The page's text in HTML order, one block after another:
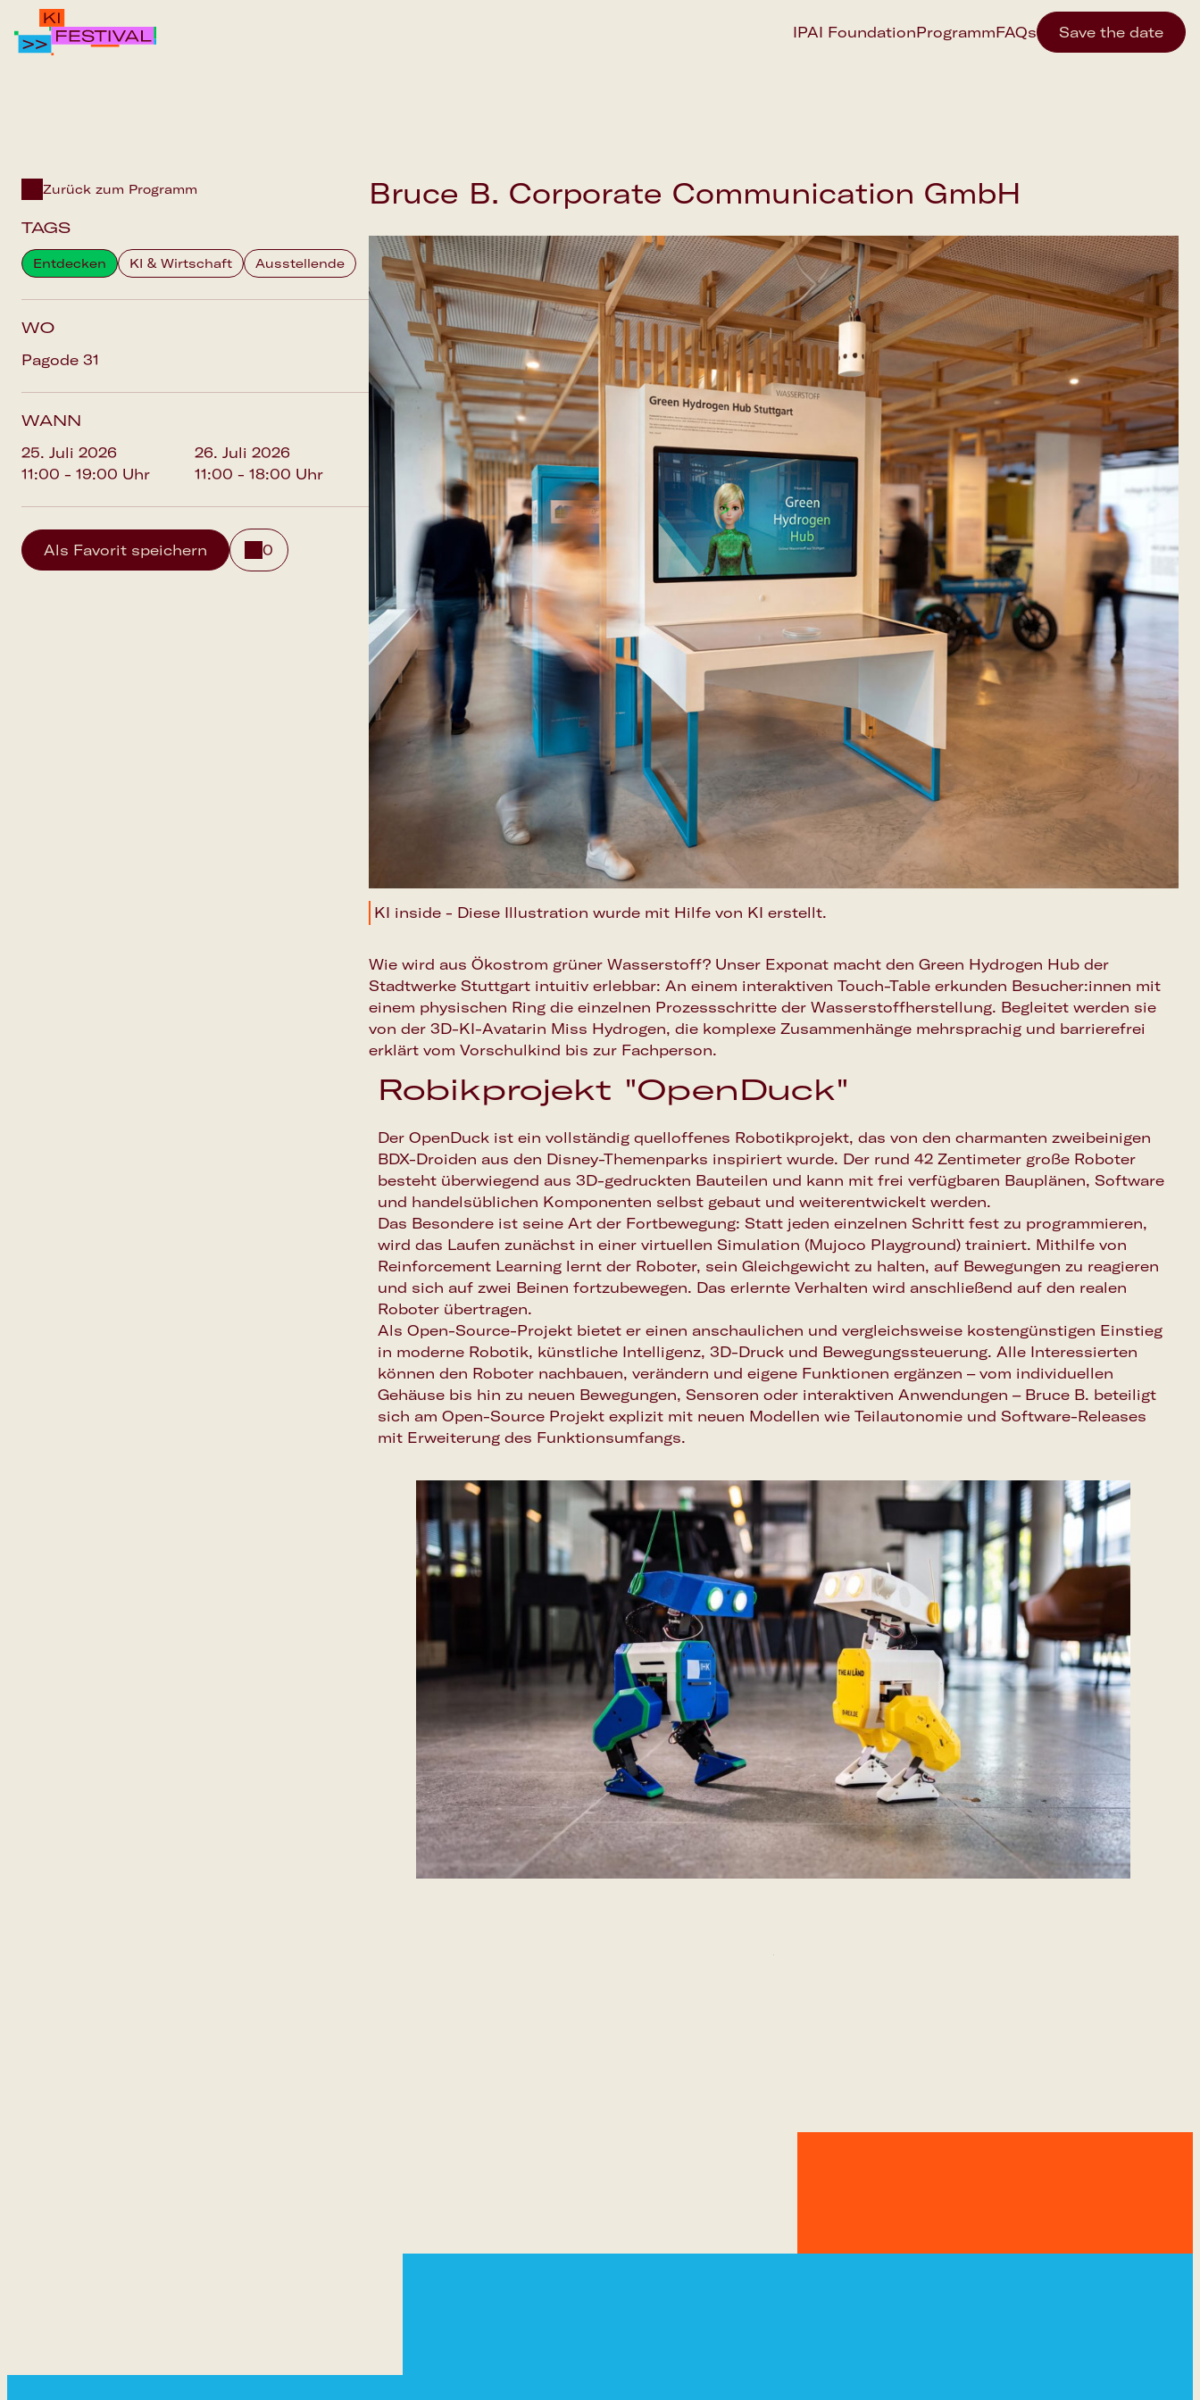
IPAI FoundationProgrammFAQs Save the date
FAQS
Save the date
Google Calendar
Apple Calendar
Outlook Calendar
Zurück zum Programm
TAGS
Entdecken KI & Wirtschaft Ausstellende
WO
Pagode 31
WANN
25. Juli 2026
11:00 - 19:00 Uhr
26. Juli 2026
11:00 - 18:00 Uhr
Als Favorit speichern 0
Bruce B. Corporate Communication GmbH
KI inside - Diese Illustration wurde mit Hilfe von KI erstellt.
Wie wird aus Ökostrom grüner Wasserstoff? Unser Exponat macht den Green Hydrogen Hub der
Stadtwerke Stuttgart intuitiv erlebbar: An einem interaktiven Touch-Table erkunden Besucher:innen mit
einem physischen Ring die einzelnen Prozessschritte der Wasserstoffherstellung. Begleitet werden sie
von der 3D-KI-Avatarin Miss Hydrogen, die komplexe Zusammenhänge mehrsprachig und barrierefrei
erklärt vom Vorschulkind bis zur Fachperson.
Robikprojekt "OpenDuck"
Der OpenDuck ist ein vollständig quelloffenes Robotikprojekt, das von den charmanten zweibeinigen
BDX-Droiden aus den Disney-Themenparks inspiriert wurde. Der rund 42 Zentimeter große Roboter
besteht überwiegend aus 3D-gedruckten Bauteilen und kann mit frei verfügbaren Bauplänen, Software
und handelsüblichen Komponenten selbst gebaut und weiterentwickelt werden.
Das Besondere ist seine Art der Fortbewegung: Statt jeden einzelnen Schritt fest zu programmieren,
wird das Laufen zunächst in einer virtuellen Simulation (Mujoco Playground) trainiert. Mithilfe von
Reinforcement Learning lernt der Roboter, sein Gleichgewicht zu halten, auf Bewegungen zu reagieren
und sich auf zwei Beinen fortzubewegen. Das erlernte Verhalten wird anschließend auf den realen
Roboter übertragen.
Als Open-Source-Projekt bietet er einen anschaulichen und vergleichsweise kostengünstigen Einstieg
in moderne Robotik, künstliche Intelligenz, 3D-Druck und Bewegungssteuerung. Alle Interessierten
können den Roboter nachbauen, verändern und eigene Funktionen ergänzen – vom individuellen
Gehäuse bis hin zu neuen Bewegungen, Sensoren oder interaktiven Anwendungen – Bruce B. beteiligt
sich am Open-Source Projekt explizit mit neuen Modellen wie Teilautonomie und Software-Releases
mit Erweiterung des Funktionsumfangs.